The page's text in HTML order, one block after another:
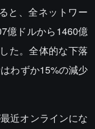
と、全ネットワー
億ドルから1460億
た。全体的な下落
わずか15%の減少
近オンラインにな